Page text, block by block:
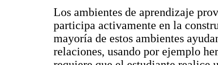
Los ambientes de aprendizaje
participa activamente en la
mayoría de estos ambientes
relaciones, usando por ejemplo